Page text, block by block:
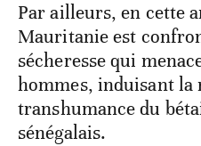
Par ailleurs, en cette
Mauritanie est
sécheresse qui
hommes, induisant la
transhumance du
sénégalais.